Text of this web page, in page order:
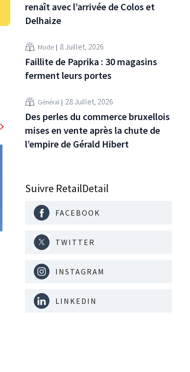
renaît avec l’arrivée de Colos et
Delhaize
Mode 8 Juillet, 2026
Faillite de Paprika : 30 magasins
ferment leurs portes
Général 28 Juillet, 2026
Des perles du commerce bruxellois
mises en vente après la chute de
l’empire de Gérald Hibert
Suivre RetailDetail
FACEBOOK
TWITTER
INSTAGRAM
LINKEDIN